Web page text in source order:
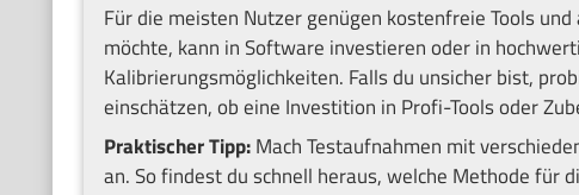
Für die meisten Nutzer genügen kostenfreie Tools
möchte, kann in Software investieren oder in
Kalibrierungsmöglichkeiten. Falls du unsicher bist,
einschätzen, ob eine Investition in Profi-Tools oder
Praktischer Tipp:Mach Testaufnahmen mit
an. So findest du schnell heraus, welche Methode für